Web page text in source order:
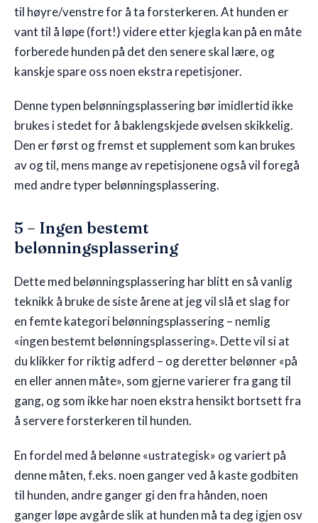
til høyre/venstre for å ta forsterkeren. At hunden er
vant til å løpe (fort!) videre etter kjegla kan på en måte
forberede hunden på det den senere skal lære, og
kanskje spare oss noen ekstra repetisjoner.
Denne typen belønningsplassering bør imidlertid ikke
brukes i stedet for å baklengskjede øvelsen skikkelig.
Den er først og fremst et supplement som kan brukes
av og til, mens mange av repetisjonene også vil foregå
med andre typer belønningsplassering.
5 – Ingen bestemt
belønningsplassering
Dette med belønningsplassering har blitt en så vanlig
teknikk å bruke de siste årene at jeg vil slå et slag for
en femte kategori belønningsplassering – nemlig
«ingen bestemt belønningsplassering». Dette vil si at
du klikker for riktig adferd – og deretter belønner «på
en eller annen måte», som gjerne varierer fra gang til
gang, og som ikke har noen ekstra hensikt bortsett fra
å servere forsterkeren til hunden.
En fordel med å belønne «ustrategisk» og variert på
denne måten, f.eks. noen ganger ved å kaste godbiten
til hunden, andre ganger gi den fra hånden, noen
ganger løpe avgårde slik at hunden må ta deg igjen osv